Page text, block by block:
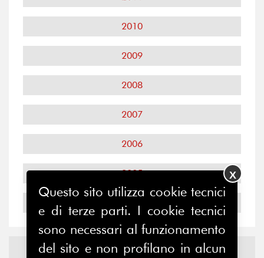
2010
2009
2008
2007
2006
2005
Notizie edEventi
Questo sito utilizza cookie tecnici
e di terze parti. I cookie tecnici
sono necessari al funzionamento
del sito e non profilano in alcun
X